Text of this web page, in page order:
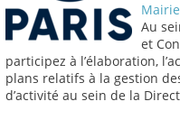
Au
et
participez à l’élaboration,
plans relatifs à la gestion
d’activité au sein de la